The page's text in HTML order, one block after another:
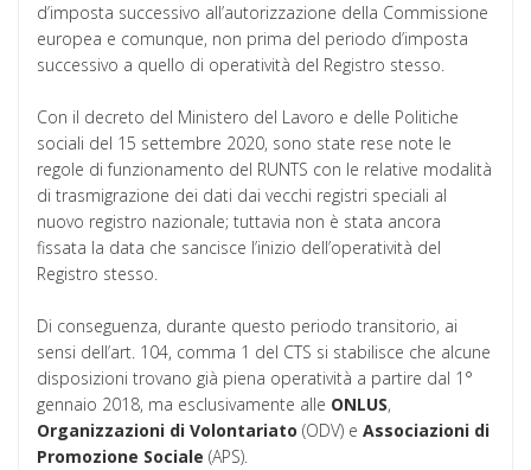
d’imposta successivo all’autorizzazione della Commissione
europea e comunque, non prima del periodo d’imposta
successivo a quello di operatività del Registro stesso.
Con il decreto del Ministero del Lavoro e delle Politiche
sociali del 15 settembre 2020, sono state rese note le
regole di funzionamento del RUNTS con le relative modalità
di trasmigrazione dei dati dai vecchi registri speciali al
nuovo registro nazionale; tuttavia non è stata ancora
fissata la data che sancisce l’inizio dell’operatività del
Registro stesso.
Di conseguenza, durante questo periodo transitorio, ai
sensi dell’art. 104, comma 1 del CTS si stabilisce che alcune
disposizioni trovano già piena operatività a partire dal 1°
gennaio 2018, ma esclusivamente alle ONLUS,
Organizzazioni di Volontariato (ODV) e Associazioni di
Promozione Sociale (APS).